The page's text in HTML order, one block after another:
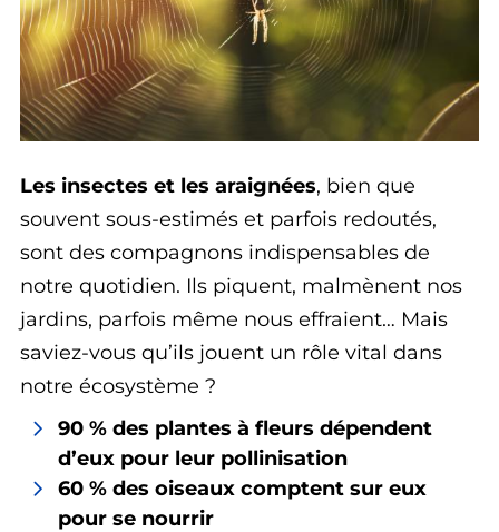
Les insectes et les araignées, bien que
souvent sous-estimés et parfois redoutés,
sont des compagnons indispensables de
notre quotidien. Ils piquent, malmènent nos
jardins, parfois même nous effraient… Mais
saviez-vous qu’ils jouent un rôle vital dans
notre écosystème ?
90 % des plantes à fleurs dépendent
d’eux pour leur pollinisation
60 % des oiseaux comptent sur eux
pour se nourrir